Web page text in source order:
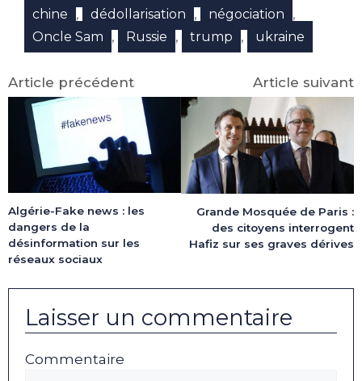
chine , dédollarisation , négociation ,
Oncle Sam , Russie , trump , ukraine
Article précédent
Algérie-Fake news : les
dangers de la
désinformation sur les
réseaux sociaux
Article suivant
Grande Mosquée de Paris :
des citoyens interrogent
Hafiz sur ses graves dérives
Laisser un commentaire
Commentaire